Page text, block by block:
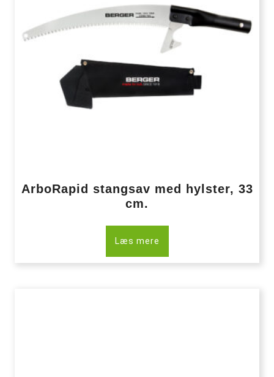
ArboRapid stangsav med hylster, 33
cm.
Læs mere